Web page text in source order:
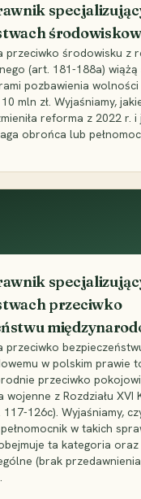
przeciwko środowisku z
(art. 181-188a) wiążą
pozbawienia
mln zł. Wyjaśniamy,
reforma z 2022 r. i
obrońca lub
przeciwko
przeciwko
w polskim prawie
przeciwko
wojenne z Rozdziału XVI
126c). Wyjaśniamy,
w takich
ta kategoria
(brak